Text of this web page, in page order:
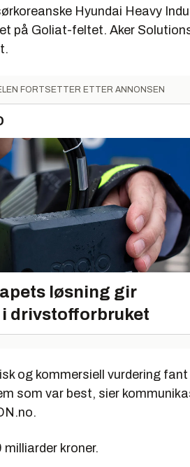
Hyundai Heavy
på Goliat-feltet. Aker
FORTSETTER ETTER ANNONSEN
løsning gir
drivstofforbruket
og kommersiell vurdering fant
som var best, sier
milliarder kroner.